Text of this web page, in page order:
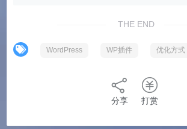
THE END
WordPress WP插件 优化方式
分享 打赏